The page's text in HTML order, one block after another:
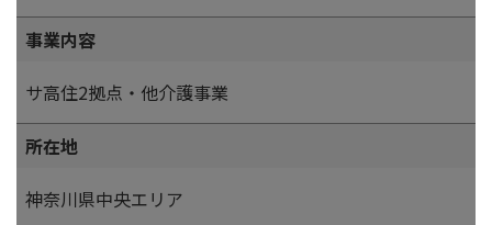
事業内容
サ高住2拠点・他介護事業
所在地
神奈川県中央エリア